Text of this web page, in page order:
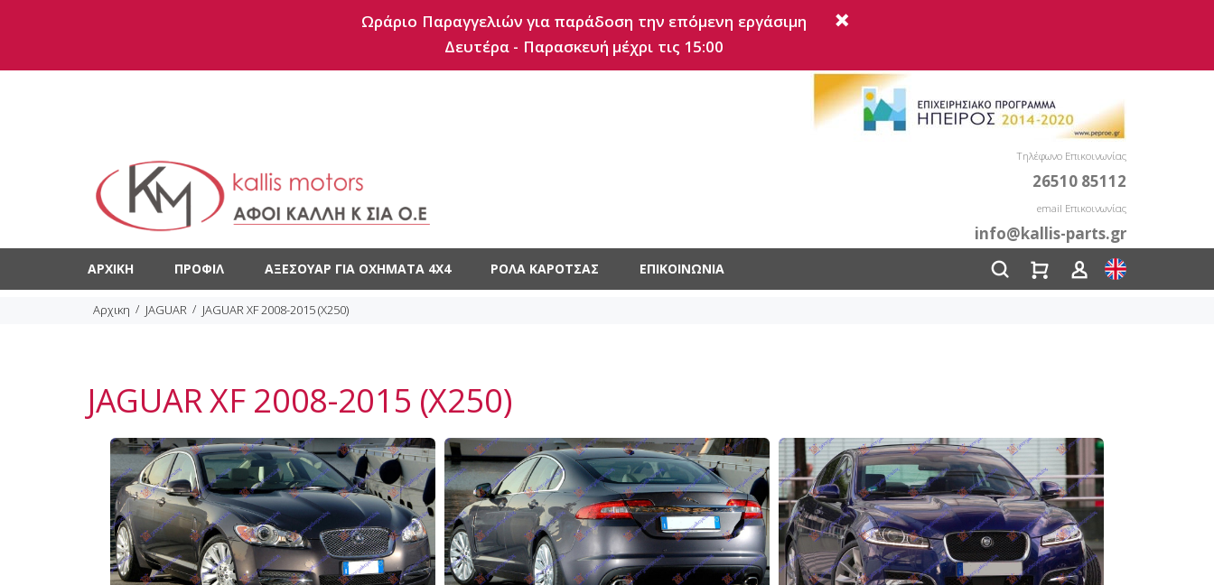
Ωράριο Παραγγελιών για παράδοση την επόμενη εργάσιμη
Δευτέρα - Παρασκευή μέχρι τις 15:00
Τηλέφωνο Επικοινωνίας
26510 85112
email Επικοινωνίας
info@kallis-parts.gr
ΑΡΧΙΚΉ ΠΡΟΦΊΛ ΑΞΕΣΟΥΆΡ ΓΙΑ ΟΧΉΜΑΤΑ 4X4 ΡΟΛΆ ΚΑΡΌΤΣΑΣ ΕΠΙΚΟΙΝΩΝΊΑ
Αρχικη JAGUAR JAGUAR XF 2008-2015 (X250)
JAGUAR XF 2008-2015 (X250)